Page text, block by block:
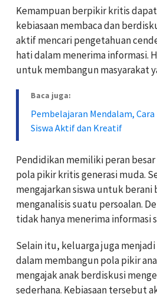
Kemampuan berpikir kritis
kebiasaan membaca dan
aktif mencari pengetahuan
hati dalam menerima informasi.
untuk membangun masyarakat
Baca juga:
Pembelajaran Mendalam,
Siswa Aktif dan Kreatif
Pendidikan memiliki peran
pola pikir kritis generasi muda.
mengajarkan siswa untuk berani
menganalisis suatu persoalan.
tidak hanya menerima informasi
Selain itu, keluarga juga
dalam membangun pola pikir
mengajak anak berdiskusi
sederhana. Kebiasaan tersebut